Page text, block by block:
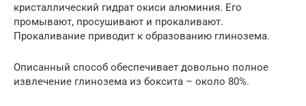
кристаллический гидрат окиси алюминия. Его
промывают, просушивают и прокаливают.
Прокаливание приводит к образованию глинозема.
Описанный способ обеспечивает довольно полное
извлечение глинозема из боксита – около 80%.